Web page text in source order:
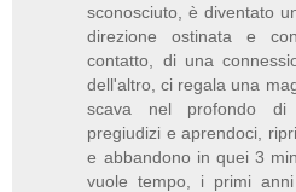
sconosciuto, è diventato
direzione ostinata e
contatto, di una
dell'altro, ci regala una
scava nel profondo di
pregiudizi e aprendoci,
e abbandono in quei 3
vuole tempo, i primi